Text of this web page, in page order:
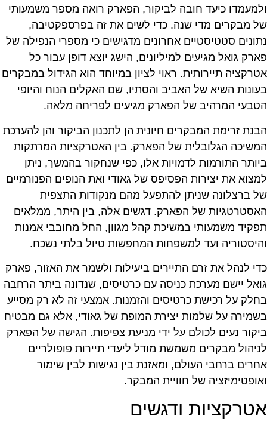
ולמעמדו כיעד חובה לביקור, הפארק רואה מספר משמעותי
של מבקרים מדי שנה. כדי לשים את זה בפרספקטיבה,
נתונים סטטיסטיים אחרונים מדגישים כי מספרי הנפילה של
פארק גואל מגיעים למיליונים, הישג יוצא דופן עבור כל
אטרקציה תיירותית. ראוי לציון במיוחד הוא הגידול במבקרים
בעונות השיא של האביב והסתיו, שם האקלים הנוח והיופי
הטבעי המרהיב של הפארק מגיעים לפריחה מלאה.
הבנת זרימת המבקרים חיונית הן לתכנון הביקור והן להערכת
המשיכה הגלובלית של הפארק. בין האטרקציות המרתקות
ביותר התורמות לדמויות אלו, כפי שנחקור בהמשך, ניתן
למצוא את יצירות הפסיפס של גאודי ואת הנופים הפנורמיים
של ברצלונה שניתן להתפעל מהם מנקודות התצפית
האסטרטגיות של הפארק. דגשים אלה, בין היתר, ממלאים
תפקיד משמעותי במשיכת קהל מגוון, החל מחובבי אמנות
והיסטוריה ועד למשפחות המחפשות טיול בלתי נשכח.
כדי לנהל את זרם התיירים ביעילות ולשמר את האזור, פארק
גואל יישם מערכת כניסה עם כרטיסים, שנדונה ביתר הרחבה
בחלק על רכישת כרטיסים והזמנות. אמצעי זה לא רק מסייע
בשמירה על שלמות יצירת המופת של גאודי, אלא גם מבטיח
ביקור נעים לכולם על ידי מניעת צפיפות. הגישה של הפארק
לניהול מבקרים משמשת מודל ליעדי תיירות פופולריים
אחרים ברחבי העולם, ומאזנת בין נגישות לבין שימור
ואופטימיזציה של חוויית המבקר.
אטרקציות ודגשים